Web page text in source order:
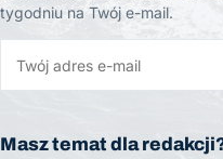
tygodniu na Twój e-mail.
Masz temat dla